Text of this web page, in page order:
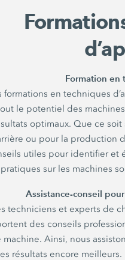
Formation en
formations en techniques
le potentiel des
optimaux. Que ce
ou pour la production
utiles pour identifier et
pratiques sur les machines
Assistance-conseil
techniciens et experts de
des conseils
machine. Ainsi, nous
résultats encore meilleurs.